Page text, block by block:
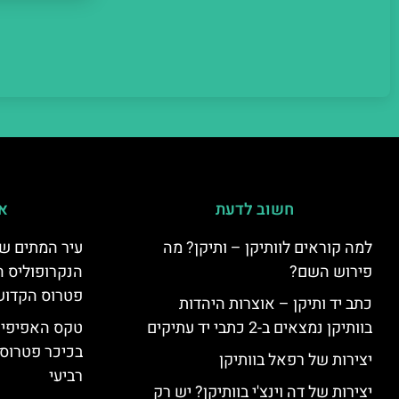
חשוב לדעת
למה קוראים לוותיקן – ותיקן? מה
פירוש השם?
כתב יד ותיקן – אוצרות היהדות
בוותיקן נמצאים ב-2 כתבי יד עתיקים
יצירות של רפאל בוותיקן
יצירות של דה וינצ'י בוותיקן? יש רק
עיר המתים
פטרוס
טקס
בכיכר
רביעי